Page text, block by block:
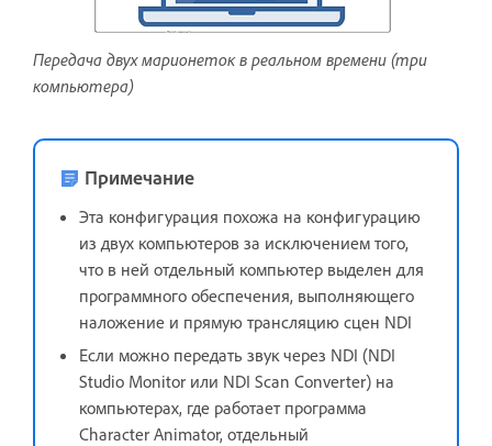
Передача двух марионеток в реальном времени (три
компьютера)
Примечание
Эта конфигурация похожа на конфигурацию
из двух компьютеров за исключением того,
что в ней отдельный компьютер выделен для
программного обеспечения, выполняющего
наложение и прямую трансляцию сцен NDI
Если можно передать звук через NDI (NDI
Studio Monitor или NDI Scan Converter) на
компьютерах, где работает программа
Character Animator, отдельный